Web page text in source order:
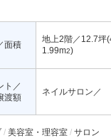
面積
地上2階／12.7坪
1.99m2)
ト／
渡額
ネイルサロン／
美容室・理容室
サロン